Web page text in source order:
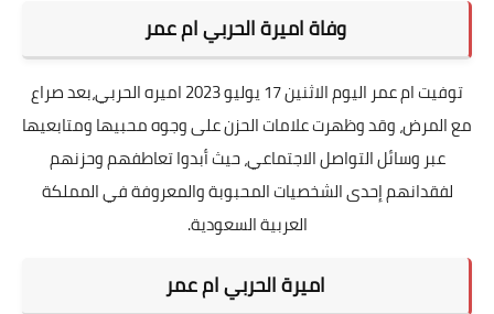
وفاة اميرة الحربي ام عمر
توفيت ام عمر اليوم الاثنين 17 يوليو 2023 اميره الحربي،بعد صراع
مع المرض، وقد وظهرت علامات الحزن على وجوه محبيها ومتابعيها
عبر وسائل التواصل الاجتماعي، حيث أبدوا تعاطفهم وحزنهم
لفقدانهم إحدى الشخصيات المحبوبة والمعروفة في المملكة
العربية السعودية.
اميرة الحربي ام عمر